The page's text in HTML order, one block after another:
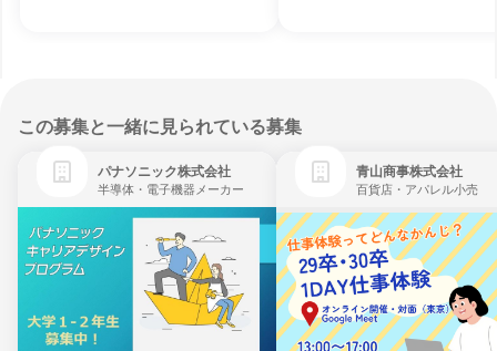
この募集と一緒に見られている募集
パナソニック株式会社
半導体・電子機器メーカー
青山商事株式会社
百貨店・アパレル小売